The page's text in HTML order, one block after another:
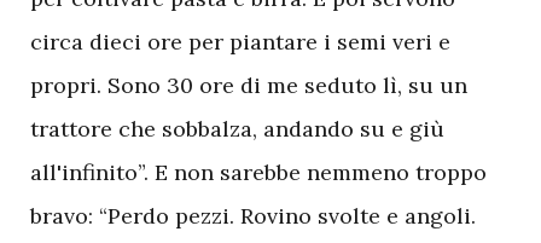
circa dieci ore per piantare i semi veri e
propri. Sono 30 ore di me seduto lì, su un
trattore che sobbalza, andando su e giù
all'infinito”. E non sarebbe nemmeno troppo
bravo: “Perdo pezzi. Rovino svolte e angoli.